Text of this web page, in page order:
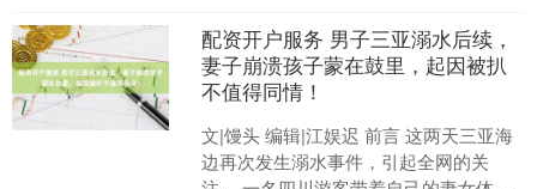
配资开户服务 男子三亚溺水后续，
妻子崩溃孩子蒙在鼓里，起因被扒
不值得同情！
文|馒头 编辑|江娱迟 前言 这两天三亚海
边再次发生溺水事件，引起全网的关